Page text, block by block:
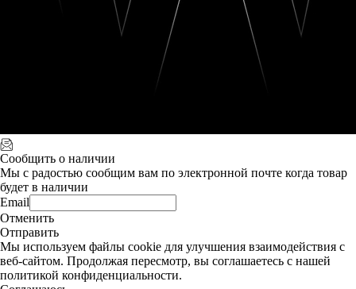
Сообщить о наличии
Мы с радостью сообщим вам по электронной почте когда товар
будет в наличии
Email
Отменить
Отправить
Мы используем файлы cookie для улучшения взаимодействия с
веб-сайтом. Продолжая пересмотр, вы соглашаетесь с нашей
политикой конфиденциальности.